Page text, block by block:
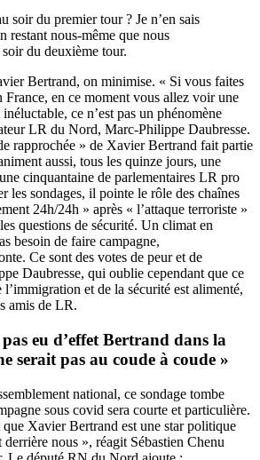
soir du premier tour ? Je n’en sais
restant nous-même que nous
du deuxième tour.
Bertrand, on minimise. « Si vous faites
France, en ce moment vous allez voir une
ce n’est pas un phénomène
LR du Nord, Marc-Philippe Daubresse.
rapprochée » de Xavier Bertrand fait partie
aussi, tous les quinze jours, une
cinquantaine de parlementaires LR pro
les sondages, il pointe le rôle des chaînes
24h/24h » après « l’attaque terroriste »
questions de sécurité. Un climat en
besoin de faire campagne,
Ce sont des votes de peur et de
Daubresse, qui oublie cependant que ce
l’immigration et de la sécurité est alimenté,
amis de LR.
eu d’effet Bertrand dans la
serait pas au coude à coude »
national, ce sondage tombe
sous covid sera courte et particulière.
Xavier Bertrand est une star politique
derrière nous », réagit Sébastien Chenu